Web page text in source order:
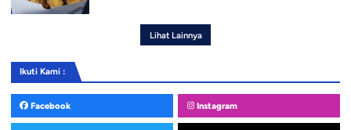
Lihat Lainnya
Ikuti Kami :
Facebook Instagram